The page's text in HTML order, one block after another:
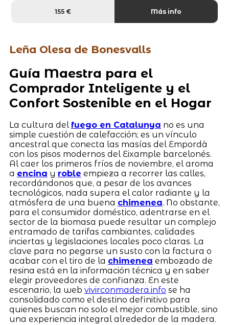
155 € Más info
Leña Olesa de Bonesvalls
Guía Maestra para el
Comprador Inteligente y el
Confort Sostenible en el Hogar
La cultura del fuego en Catalunya no es una
simple cuestión de calefacción; es un vínculo
ancestral que conecta las masías del Empordà
con los pisos modernos del Eixample barcelonés.
Al caer los primeros fríos de noviembre, el aroma
a encina y roble empieza a recorrer las calles,
recordándonos que, a pesar de los avances
tecnológicos, nada supera el calor radiante y la
atmósfera de una buena chimenea. No obstante,
para el consumidor doméstico, adentrarse en el
sector de la biomasa puede resultar un complejo
entramado de tarifas cambiantes, calidades
inciertas y legislaciones locales poco claras. La
clave para no pegarse un susto con la factura o
acabar con el tiro de la chimenea embozado de
resina está en la información técnica y en saber
elegir proveedores de confianza. En este
escenario, la web vivirconmadera.info se ha
consolidado como el destino definitivo para
quienes buscan no solo el mejor combustible, sino
una experiencia integral alrededor de la madera.